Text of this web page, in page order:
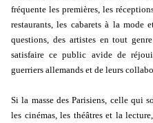
fréquente les premières, les
restaurants, les cabarets à la mode
questions, des artistes en tout
satisfaire ce public avide de
guerriers allemands et de leurs
Si la masse des Parisiens, celle qui
les cinémas, les théâtres et la